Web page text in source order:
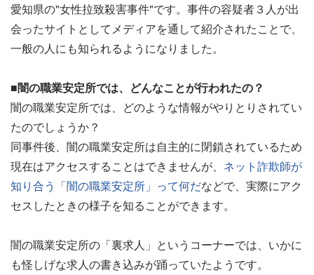
愛知県の"女性拉致殺害事件"です。事件の容疑者３人が出
会ったサイトとしてメディアを通して紹介されたことで、
一般の人にも知られるようになりました。
■闇の職業安定所では、どんなことが行われたの？
闇の職業安定所では、どのような情報がやりとりされてい
たのでしょうか？
同事件後、闇の職業安定所は自主的に閉鎖されているため
現在はアクセスすることはできませんが、 ネット詐欺師が
知り合う「闇の職業安定所」って何だなどで、実際にアク
セスしたときの様子を知ることができます。
闇の職業安定所の「裏求人」というコーナーでは、いかに
も怪しげな求人の書き込みが踊っていたようです。